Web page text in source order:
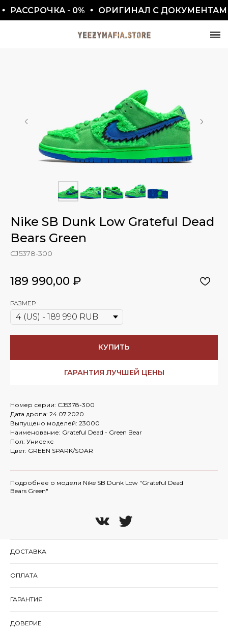
- 0% ОРИГИНАЛ С ДОКУМЕНТАМИ
СКИДКА 7777₽ ПО ПРОМОКОДУ BLACKFRIDAY
Nike SB Dunk Low Grateful Dead
Bears Green
CJ5378-300
189 990,00 ₽
РАЗМЕР
КУПИТЬ
ГАРАНТИЯ ЛУЧШЕЙ ЦЕНЫ
Номер серии: CJ5378-300
Дата дропа: 24.07.2020
Выпущено моделей: 23000
Наименование: Grateful Dead - Green Bear
Пол: Унисекс
Цвет: GREEN SPARK/SOAR
Подробнее о модели Nike SB Dunk Low "Grateful Dead
Bears Green"
ДОСТАВКА
ОПЛАТА
ГАРАНТИЯ
ДОВЕРИЕ